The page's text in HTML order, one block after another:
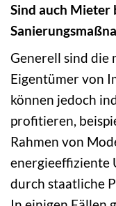
Sind auch
Generell sind die
Eigentümer von
können jedoch
profitieren,
Rahmen von
energieeffiziente
durch staatliche